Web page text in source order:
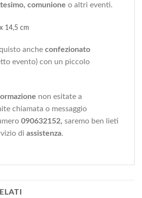
comunione o altri eventi.
14,5 cm
anche confezionato
evento) con un piccolo
non esitate a
chiamata o messaggio
090632152, saremo ben lieti
di assistenza.